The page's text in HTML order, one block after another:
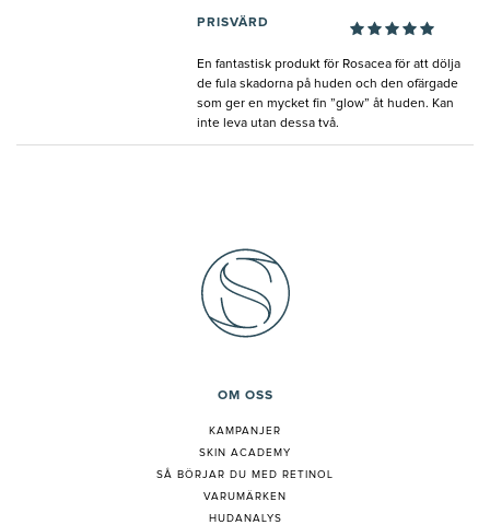
PRISVÄRD
En fantastisk produkt för Rosacea för att dölja
de fula skadorna på huden och den ofärgade
som ger en mycket fin ”glow” åt huden. Kan
inte leva utan dessa två.
OM OSS
KAMPANJER
SKIN ACADEMY
SÅ BÖRJAR DU MED RETINOL
VARUMÄRKEN
HUDANALYS